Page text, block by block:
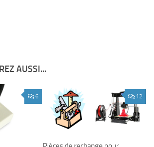
AUSSI...
6 12